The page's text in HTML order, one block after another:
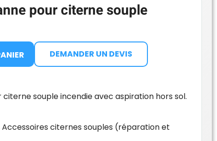
pour citerne souple
DEMANDER UN DEVIS
souple incendie avec aspiration hors sol.
Accessoires citernes souples (réparation et